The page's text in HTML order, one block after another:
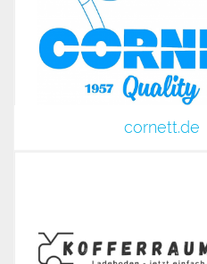
cornett.de